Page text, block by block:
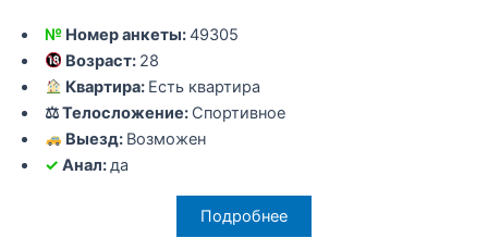
№ Номер анкеты:49305
Возраст: 28
Квартира: Есть квартира
⚖ Телосложение: Спортивное
Выезд: Возможен
✓ Анал:да
Подробнее